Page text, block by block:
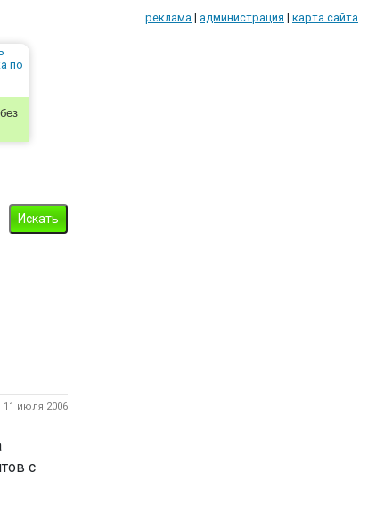
реклама | администрация | карта сайта
11 июля 2006
с